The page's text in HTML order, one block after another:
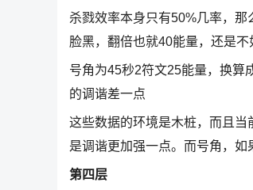
杀戮效率本身只有50%几率，
脸黑，翻倍也就40能量，还是不
号角为45秒2符文25能量，换算
的调谐差一点
这些数据的环境是木桩，而且
是调谐更加强一点。而号角，如
第四层